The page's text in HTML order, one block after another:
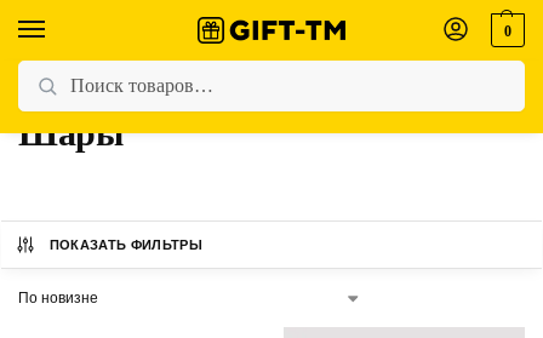
0
Главная Магазин / Товары с меткой «Шары»
Шары
ПОКАЗАТЬ ФИЛЬТРЫ